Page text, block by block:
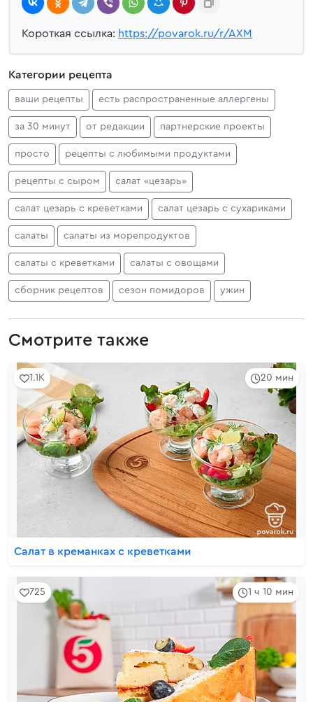
Короткая ссылка: https://povarok.ru/r/AXM
Категории рецепта
ваши рецепты есть распространенные аллергены
за 30 минут от редакции партнерские проекты
просто рецепты с любимыми продуктами
рецепты с сыром салат «цезарь»
салат цезарь с креветками салат цезарь с сухариками
салаты салаты из морепродуктов
салаты с креветками салаты с овощами
сборник рецептов сезон помидоров ужин
Смотрите также
20 мин
1.1K
Салат в креманках с креветками
1 ч 10 мин
725